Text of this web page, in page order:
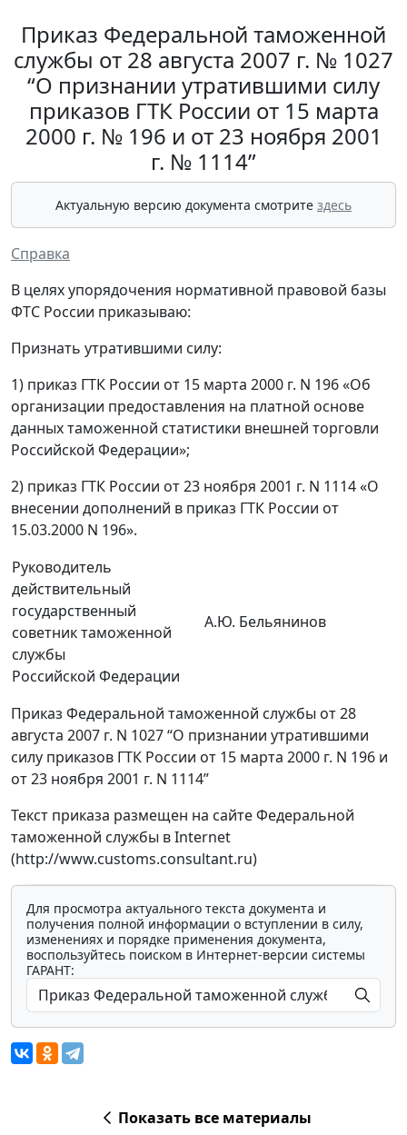
Приказ Федеральной таможенной
службы от 28 августа 2007 г. № 1027
“О признании утратившими силу
приказов ГТК России от 15 марта
2000 г. № 196 и от 23 ноября 2001
г. № 1114”
Актуальную версию документа смотрите здесь
Справка
В целях упорядочения нормативной правовой базы
ФТС России приказываю:
Признать утратившими силу:
1) приказ ГТК России от 15 марта 2000 г. N 196 «Об
организации предоставления на платной основе
данных таможенной статистики внешней торговли
Российской Федерации»;
2) приказ ГТК России от 23 ноября 2001 г. N 1114 «О
внесении дополнений в приказ ГТК России от
15.03.2000 N 196».
Руководитель
действительный
государственный
советник таможенной
службы
Российской Федерации
А.Ю. Бельянинов
Приказ Федеральной таможенной службы от 28
августа 2007 г. N 1027 “О признании утратившими
силу приказов ГТК России от 15 марта 2000 г. N 196 и
от 23 ноября 2001 г. N 1114”
Текст приказа размещен на сайте Федеральной
таможенной службы в Internet
(http://www.customs.consultant.ru)
Для просмотра актуального текста документа и
получения полной информации о вступлении в силу,
изменениях и порядке применения документа,
воспользуйтесь поиском в Интернет-версии системы
ГАРАНТ:
Показать все материалы